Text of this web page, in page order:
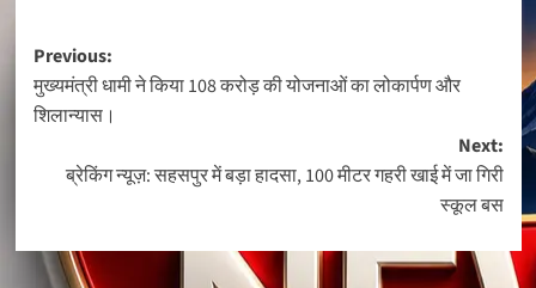
Post
navigation
Previous:
मुख्यमंत्री धामी ने किया 108 करोड़ की योजनाओं का लोकार्पण और
शिलान्यास।
Next:
ब्रेकिंग न्यूज़: सहसपुर में बड़ा हादसा, 100 मीटर गहरी खाई में जा गिरी
स्कूल बस